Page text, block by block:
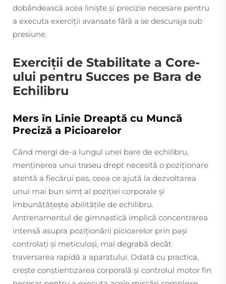
dobândească acea liniște și precizie necesare pentru
a executa exerciții avansate fără a se descuraja sub
presiune.
Exerciții de Stabilitate a Core-
ului pentru Succes pe Bara de
Echilibru
Mers în Linie Dreaptă cu Muncă
Preciză a Picioarelor
Când mergi de-a lungul unei bare de echilibru,
menținerea unui traseu drept necesită o poziționare
atentă a fiecărui pas, ceea ce ajută la dezvoltarea
unui mai bun simț al poziției corporale și
îmbunătățește abilitățile de echilibru.
Antrenamentul de gimnastică implică concentrarea
intensă asupra poziționării picioarelor prin pași
controlați și meticuloși, mai degrabă decât
traversarea rapidă a aparatului. Odată cu practica,
crește conștientizarea corporală și controlul motor fin